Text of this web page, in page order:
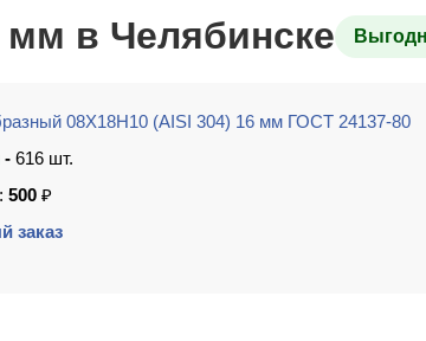
мм в Челябинске
08Х18Н10 (AISI 304) 16 мм ГОСТ 24137-80
- 616 шт.
500 ₽
заказ